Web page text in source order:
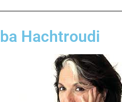
Hachtroudi